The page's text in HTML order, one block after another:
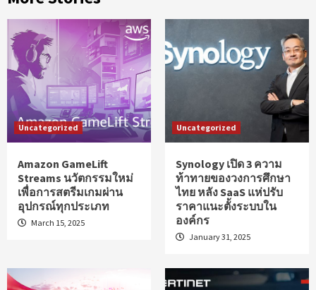
Uncategorized
Amazon GameLift
Streams นวัตกรรมใหม่
เพื่อการสตรีมเกมผ่าน
อุปกรณ์ทุกประเภท
March 15, 2025
Uncategorized
Synology เปิด 3 ความ
ท้าทายของวงการศึกษา
ไทย หลัง SaaS แห่ปรับ
ราคาแนะตั้งระบบใน
องค์กร
January 31, 2025